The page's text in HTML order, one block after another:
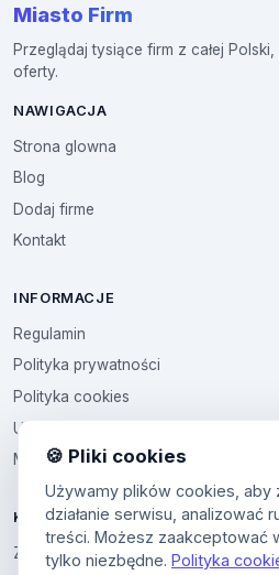
Miasto Firm
Przeglądaj tysiące firm z całej
oferty.
NAWIGACJA
Strona glowna
Blog
Dodaj firme
Kontakt
INFORMACJE
Regulamin
Polityka prywatności
Polityka cookies
Ustawienia cookies
Multikod
KONTO
Zaloguj sie
🍪 Pliki cookies
Używamy plików cookies, aby
działanie serwisu, analizować
treści. Możesz zaakceptować
tylko niezbędne. Polityka